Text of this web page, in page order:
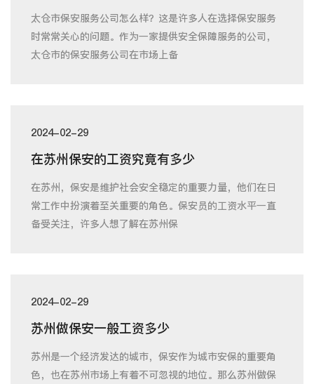
太仓市保安服务公司怎么样？这是许多人在选择保安服务
时常常关心的问题。作为一家提供安全保障服务的公司，
太仓市的保安服务公司在市场上备
2024-02-29
在苏州保安的工资究竟有多少
在苏州，保安是维护社会安全稳定的重要力量，他们在日
常工作中扮演着至关重要的角色。保安员的工资水平一直
备受关注，许多人想了解在苏州保
2024-02-29
苏州做保安一般工资多少
苏州是一个经济发达的城市，保安作为城市安保的重要角
色，也在苏州市场上有着不可忽视的地位。那么苏州做保